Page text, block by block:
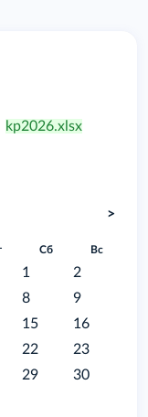
kp2026.xlsx
>
Сб Вс
1
2
8
9
15
16
22
23
29
30